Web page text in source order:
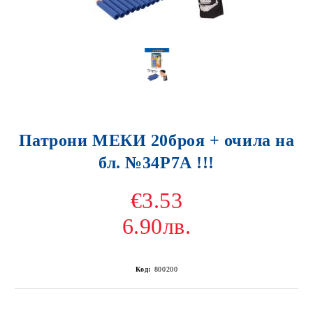
Патрони МЕКИ 20броя + очила на
бл. №34Р7А !!!
€3.53
6.90лв.
Код: 800200